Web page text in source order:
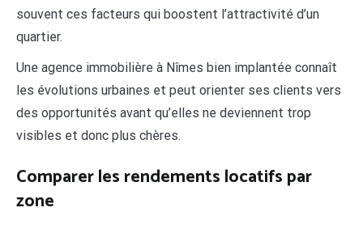
souvent ces facteurs qui boostent l’attractivité d’un
quartier.
Une agence immobilière à Nîmes bien implantée connaît
les évolutions urbaines et peut orienter ses clients vers
des opportunités avant qu’elles ne deviennent trop
visibles et donc plus chères.
Comparer les rendements locatifs par
zone